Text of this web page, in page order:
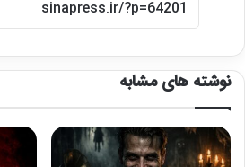
نوشته های مشابه